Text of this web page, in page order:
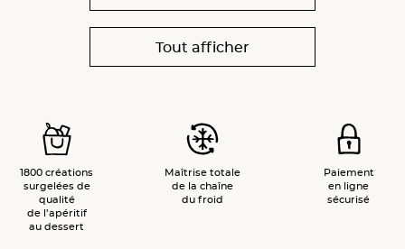
Tout afficher
1800 créations
surgelées de
qualité
de l’apéritif
au dessert
Maîtrise totale
de la chaîne
du froid
Paiement
en ligne
sécurisé